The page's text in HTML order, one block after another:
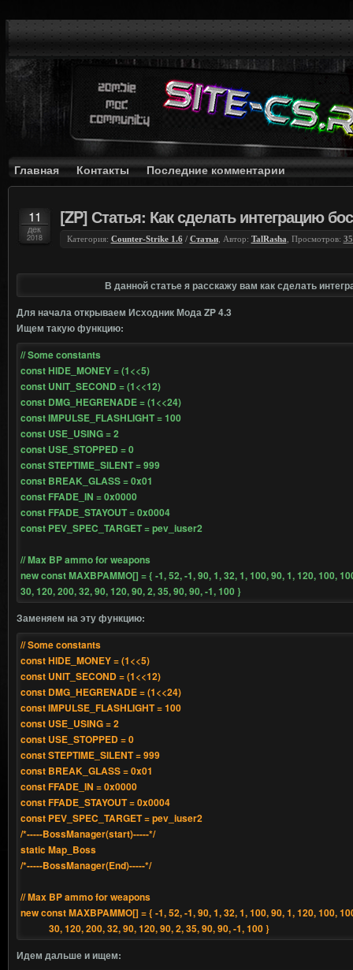
Главная Контакты Последние комментарии
11
дек
2018
[ZP] Статья: Как сделать интеграцию
Категория: Counter-Strike 1.6 / Статьи, Автор: TalRasha , Просмотров:
В данной статье я расскажу вам как сделать
Для начала открываем Исходник Мода ZP 4.3
Ищем такую функцию:
// Some constants
const HIDE_MONEY = (1<<5)
const UNIT_SECOND = (1<<12)
const DMG_HEGRENADE = (1<<24)
const IMPULSE_FLASHLIGHT = 100
const USE_USING = 2
const USE_STOPPED = 0
const STEPTIME_SILENT = 999
const BREAK_GLASS = 0x01
const FFADE_IN = 0x0000
const FFADE_STAYOUT = 0x0004
const PEV_SPEC_TARGET = pev_iuser2
// Max BP ammo for weapons
new const MAXBPAMMO[] = { -1, 52, -1, 90, 1, 32, 1, 100, 90, 1, 120, 100,
30, 120, 200, 32, 90, 120, 90, 2, 35, 90, 90, -1, 100 }
Заменяем на эту функцию:
// Some constants
const HIDE_MONEY = (1<<5)
const UNIT_SECOND = (1<<12)
const DMG_HEGRENADE = (1<<24)
const IMPULSE_FLASHLIGHT = 100
const USE_USING = 2
const USE_STOPPED = 0
const STEPTIME_SILENT = 999
const BREAK_GLASS = 0x01
const FFADE_IN = 0x0000
const FFADE_STAYOUT = 0x0004
const PEV_SPEC_TARGET = pev_iuser2
/*-----BossManager(start)-----*/
static Map_Boss
/*-----BossManager(End)-----*/
// Max BP ammo for weapons
new const MAXBPAMMO[] = { -1, 52, -1, 90, 1, 32, 1, 100, 90, 1, 120, 100,
30, 120, 200, 32, 90, 120, 90, 2, 35, 90, 90, -1, 100 }
Идем дальше и ищем: